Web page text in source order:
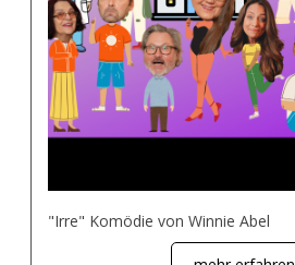
"Irre" Komödie von Winnie Abel